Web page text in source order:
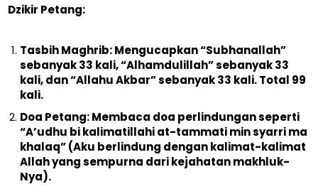
Dzikir Petang:
Tasbih Maghrib: Mengucapkan “Subhanallah”
sebanyak 33 kali, “Alhamdulillah” sebanyak 33
kali, dan “Allahu Akbar” sebanyak 33 kali. Total 99
kali.
Doa Petang: Membaca doa perlindungan seperti
“A’udhu bi kalimatillahi at-tammati min syarri ma
khalaq” (Aku berlindung dengan kalimat-kalimat
Allah yang sempurna dari kejahatan makhluk-
Nya).